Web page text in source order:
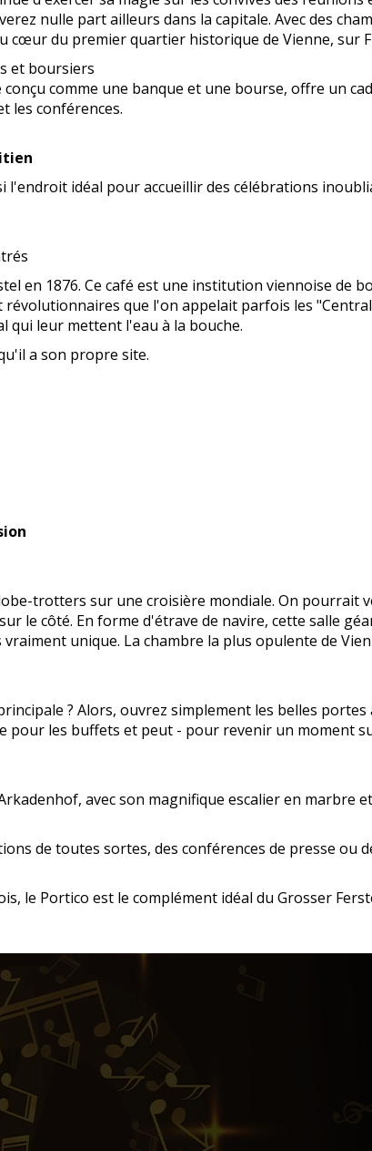
nulle part ailleurs dans la capitale. Avec des
cœur du premier quartier historique de Vienne, sur
et boursiers
comme une banque et une bourse, offre un
les conférences.
l'endroit idéal pour accueillir des célébrations
en 1876. Ce café est une institution viennoise
que l'on appelait parfois les
qui leur mettent l'eau à la bouche.
a son propre site.
trotters sur une croisière mondiale. On
le côté. En forme d'étrave de navire, cette salle
unique. La chambre la plus opulente de
? Alors, ouvrez simplement les belles
pour les buffets et peut - pour revenir un moment
avec son magnifique escalier en
de toutes sortes, des conférences de presse ou
le Portico est le complément idéal du Grosser